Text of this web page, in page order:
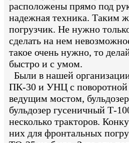
расположены прямо под
надежная техника. Таким
погрузчик. Не нужно
сделать на нем
такое очень нужно, то
быстро и с умом.
Были в нашей
ПК-30 и УНЦ с поворотной
ведущим мостом,
бульдозер гусеничный Т-
несколько тракторов.
них для фронтальных